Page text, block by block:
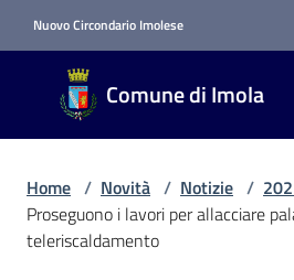
Nuovo Circondario Imolese
Comune di Imola
Comune
di Imola
RETE
Home / Novità / Notizie /
Proseguono i lavori per allacciare
teleriscaldamento